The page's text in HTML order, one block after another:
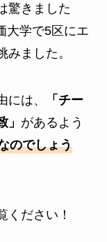
驚きました
大学で5区にエ
ました。
は、
「チー
があるよう
のでしょう
ください！